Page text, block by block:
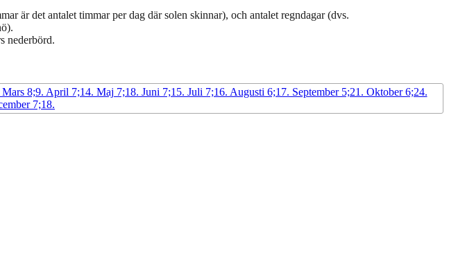
är det antalet timmar per dag där solen skinnar), och antalet regndagar (dvs.
nederbörd.